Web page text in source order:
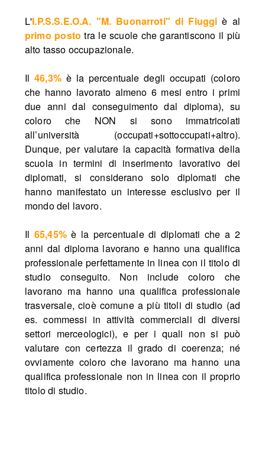
L'I.P.S.S.E.O.A. "M. Buonarroti" di Fiuggi è al
primo posto tra le scuole che garantiscono il più
alto tasso occupazionale.
Il46,3%è la percentuale degli occupati (coloro
che hanno lavorato almeno 6 mesi entro i primi
due anni dal conseguimento dal diploma), su
coloro che NON si sono immatricolati
all’università (occupati+sottoccupati+altro).
Dunque, per valutare la capacità formativa della
scuola in termini di inserimento lavorativo dei
diplomati, si considerano solo diplomati che
hanno manifestato un interesse esclusivo per il
mondo del lavoro.
Il 65,45%è la percentuale di diplomati che a 2
anni dal diploma lavorano e hanno una qualifica
professionale perfettamente in linea con il titolo di
studio conseguito. Non include coloro che
lavorano ma hanno una qualifica professionale
trasversale, cioè comune a più titoli di studio (ad
es. commessi in attività commerciali di diversi
settori merceologici), e per i quali non si può
valutare con certezza il grado di coerenza; né
ovviamente coloro che lavorano ma hanno una
qualifica professionale non in linea con il proprio
titolo di studio.